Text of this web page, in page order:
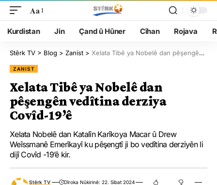
Aa
Kurdistan Jin Çand û Hûner Cîhan Rojava
Stêrk TV > Blog > Zanist > Xelata Tibê ya Nobelê dan pêşengên vedîtina derziya Covîd-19’ê
ZANIST
Xelata Tibê ya Nobelê dan
pêşengên vedîtina derziya
Covîd-19’ê
Xelata Nobelê dan Katalîn Karîkoya Macar û Drew
Weîssmanê Emerîkayî ku pêşengtî ji bo vedîtina derziyên li
dijî Covîd -19’ê kir.
Stêrk TV
Dîroka Nûkirinê: 22. Sibat 2024